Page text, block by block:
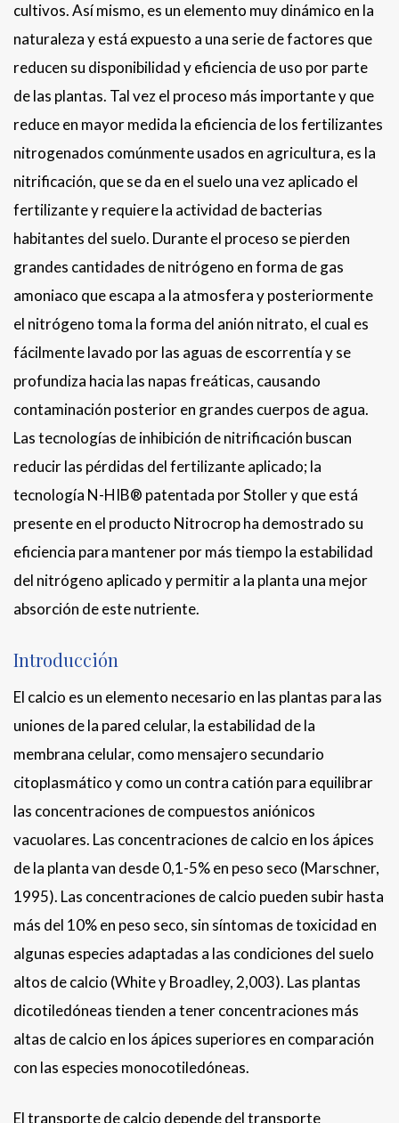
cultivos. Así mismo, es un elemento muy dinámico en la
naturaleza y está expuesto a una serie de factores que
reducen su disponibilidad y eficiencia de uso por parte
de las plantas. Tal vez el proceso más importante y que
reduce en mayor medida la eficiencia de los fertilizantes
nitrogenados comúnmente usados en agricultura, es la
nitrificación, que se da en el suelo una vez aplicado el
fertilizante y requiere la actividad de bacterias
habitantes del suelo. Durante el proceso se pierden
grandes cantidades de nitrógeno en forma de gas
amoniaco que escapa a la atmosfera y posteriormente
el nitrógeno toma la forma del anión nitrato, el cual es
fácilmente lavado por las aguas de escorrentía y se
profundiza hacia las napas freáticas, causando
contaminación posterior en grandes cuerpos de agua.
Las tecnologías de inhibición de nitrificación buscan
reducir las pérdidas del fertilizante aplicado; la
tecnología N-HIB® patentada por Stoller y que está
presente en el producto Nitrocrop ha demostrado su
eficiencia para mantener por más tiempo la estabilidad
del nitrógeno aplicado y permitir a la planta una mejor
absorción de este nutriente.
Introducción
El calcio es un elemento necesario en las plantas para las
uniones de la pared celular, la estabilidad de la
membrana celular, como mensajero secundario
citoplasmático y como un contra catión para equilibrar
las concentraciones de compuestos aniónicos
vacuolares. Las concentraciones de calcio en los ápices
de la planta van desde 0,1-5% en peso seco (Marschner,
1995). Las concentraciones de calcio pueden subir hasta
más del 10% en peso seco, sin síntomas de toxicidad en
algunas especies adaptadas a las condiciones del suelo
altos de calcio (White y Broadley, 2,003). Las plantas
dicotiledóneas tienden a tener concentraciones más
altas de calcio en los ápices superiores en comparación
con las especies monocotiledóneas.
El transporte de calcio depende del transporte